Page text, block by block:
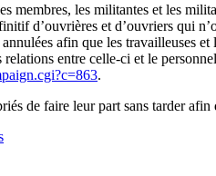
membres, les militantes et les
d’ouvrières et d’ouvriers qui
afin que les travailleuses
relations entre celle-ci et le
.
de faire leur part sans tarder